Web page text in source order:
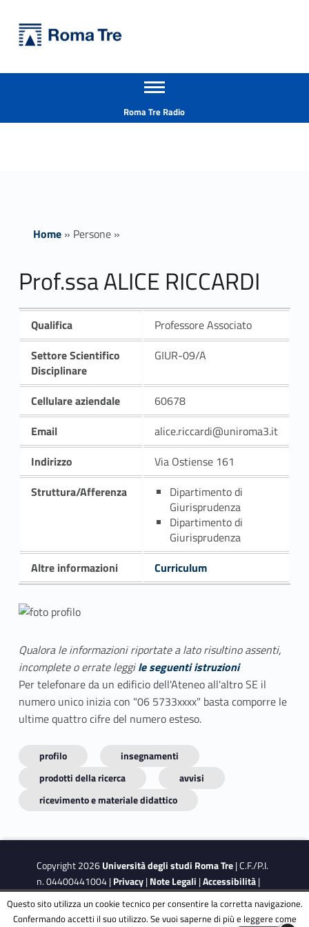
Prof.ssa ALICE RICCARDI - Università Roma Tre
Apri il menu secondario
Roma Tre Radio
Home» Persone»
Prof.ssa ALICE RICCARDI
Qualifica
Professore Associato
Settore Scientifico
Disciplinare
GIUR-09/A
Cellulare aziendale
60678
Email
alice.riccardi@uniroma3.it
Indirizzo
Via Ostiense 161
Struttura/Afferenza
Dipartimento di
Giurisprudenza
Dipartimento di
Giurisprudenza
Altre informazioni
Curriculum
Qualora le informazioni riportate a lato risultino assenti,
incomplete o errate leggile seguenti istruzioni
Per telefonare da un edificio dell'Ateneo all'altro SE il
numero unico inizia con "06 5733xxxx" basta comporre le
ultime quattro cifre del numero esteso.
profilo
insegnamenti
prodotti della ricerca
avvisi
ricevimento e materiale didattico
Copyright 2026Università degli studi Roma Tre| C.F./P.I.
n. 04400441004 |Privacy|Note Legali |Accessibilità|
Obiettivi di accessibilità
| Dichiarazione di accessibilità
Questo sito utilizza un cookie tecnico per consentire la corretta navigazione.
Confermando accetti il suo utilizzo. Se vuoi saperne di più e leggere come